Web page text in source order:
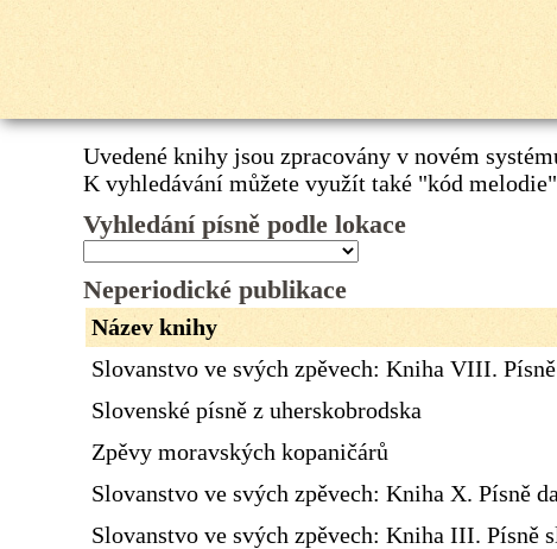
Uvedené knihy jsou zpracovány v novém
K vyhledávání můžete využít také "kód melodie"
Vyhledání písně podle lokace
Neperiodické publikace
Název knihy
Slovanstvo ve svých zpěvech: Kniha VIII.
Slovenské písně z uherskobrodska
Zpěvy moravských kopaničárů
Slovanstvo ve svých zpěvech: Kniha X. Písně
Slovanstvo ve svých zpěvech: Kniha III. Písně